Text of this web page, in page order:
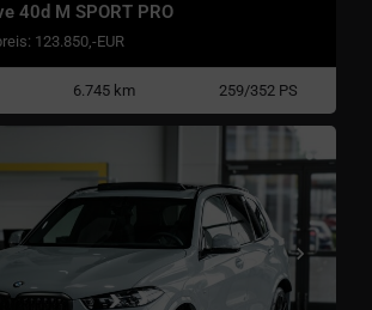
40d M SPORT PRO
123.850,-EUR
6.745 km 259/352 PS